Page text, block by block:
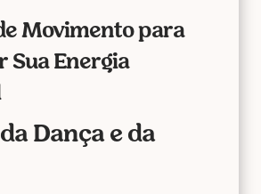
Movimento para
Sua Energia
Dança e da